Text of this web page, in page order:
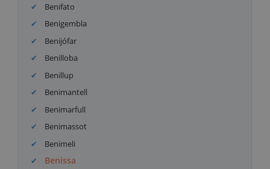
Benifato
Benigembla
Benijófar
Benilloba
Benillup
Benimantell
Benimarfull
Benimassot
Benimeli
Benissa